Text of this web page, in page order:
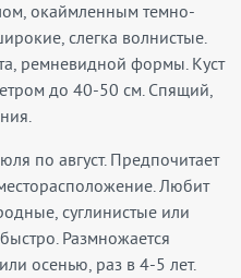
окаймленным темно-
слегка волнистые.
ремневидной формы. Куст
до 40-50 см. Спящий,
по август. Предпочитает
Любит
суглинистые или
Размножается
осенью, раз в 4-5 лет.